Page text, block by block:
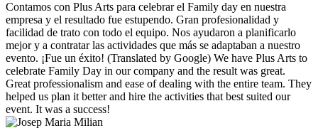
Contamos con Plus Arts para celebrar el Family day en nuestra
empresa y el resultado fue estupendo. Gran profesionalidad y
facilidad de trato con todo el equipo. Nos ayudaron a planificarlo
mejor y a contratar las actividades que más se adaptaban a nuestro
evento. ¡Fue un éxito! (Translated by Google) We have Plus Arts to
celebrate Family Day in our company and the result was great.
Great professionalism and ease of dealing with the entire team. They
helped us plan it better and hire the activities that best suited our
event. It was a success!